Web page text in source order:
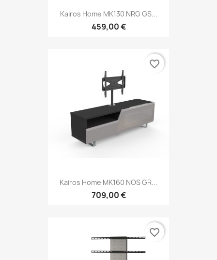
Kairos Home MK130 NRG GS...
459,00 €
Kairos Home MK160 NOS GR...
709,00 €
favorite_border
favorite_border